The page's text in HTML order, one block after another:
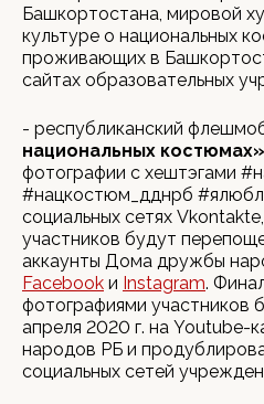
Башкортостана, мировой
культуре о национальных
проживающих в
сайтах образовательных
- республиканский
национальных костюмах»
фотографии с хештэгами
#нацкостюм_дднрб
социальных сетях
участников будут
аккаунты Дома дружбы
Facebook и Instagram.
фотографиями участников
апреля 2020 г. на
народов РБ и
социальных сетей